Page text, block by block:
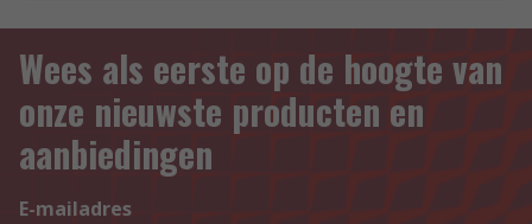
Wees als eerste op de hoogte van
onze nieuwste producten en
aanbiedingen
E-mailadres